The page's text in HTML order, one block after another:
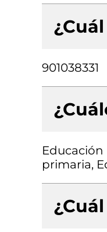
901038331
Educación
primaria,